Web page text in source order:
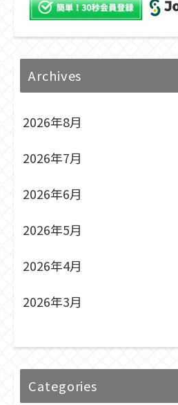
Archives
2026年8月
2026年7月
2026年6月
2026年5月
2026年4月
2026年3月
Categories